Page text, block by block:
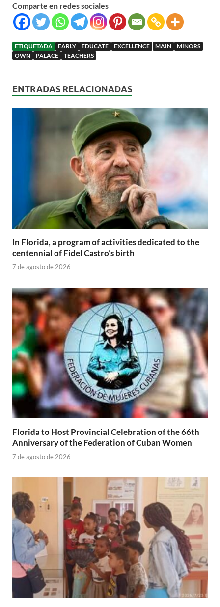
Comparte en redes sociales
ETIQUETADA EARLY EDUCATE EXCELLENCE MAIN
MINORS
OWN
PALACE TEACHERS
ENTRADAS RELACIONADAS
In Florida, a program of activities dedicated to the
centennial of Fidel Castro’s birth
7 de agosto de 2026
Florida to Host Provincial Celebration of the 66th
Anniversary of the Federation of Cuban Women
7 de agosto de 2026